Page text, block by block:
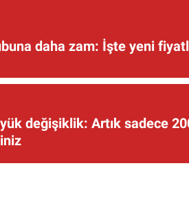
daha zam: İşte yeni
değişiklik: Artık sadece